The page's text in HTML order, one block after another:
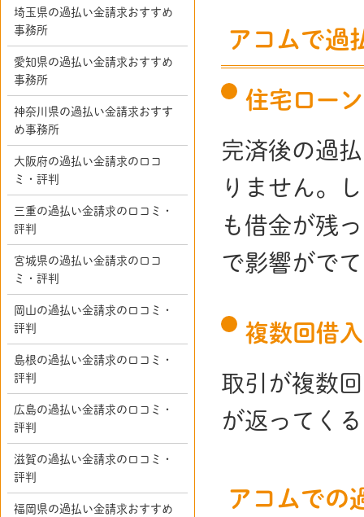
アコムで過
住宅ロー
完済後の過
りません。
も借金が残
で影響がで
複数回借
取引が複数
が返ってく
アコムでの
埼玉県の過払い金請求おすすめ
事務所
愛知県の過払い金請求おすすめ
事務所
神奈川県の過払い金請求おすす
め事務所
大阪府の過払い金請求の口コ
ミ・評判
三重の過払い金請求の口コミ・
評判
宮城県の過払い金請求の口コ
ミ・評判
岡山の過払い金請求の口コミ・
評判
島根の過払い金請求の口コミ・
評判
広島の過払い金請求の口コミ・
評判
滋賀の過払い金請求の口コミ・
評判
福岡県の過払い金請求おすすめ